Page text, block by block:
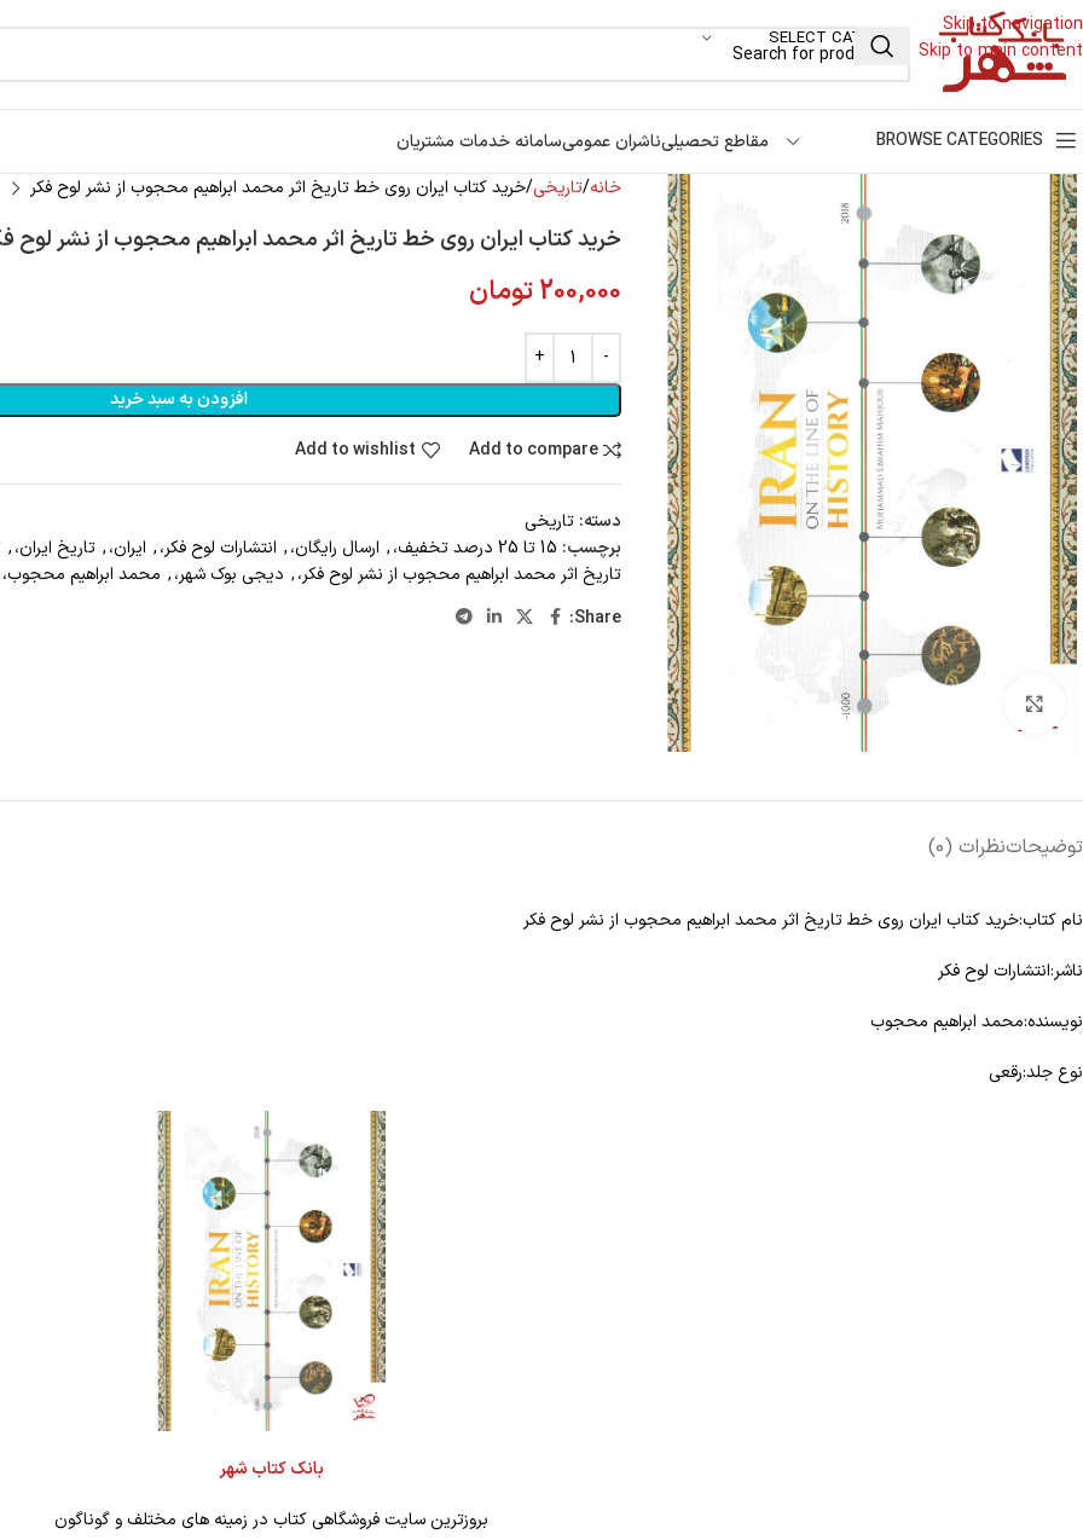
Skip to navigation
Skip to main content
SELECT CATEGORY
BROWSE CATEGORIES مقاطع تحصیلیناشران عمومیسامانه خدمات مشتریان
خانه تاریخی خرید کتاب ایران روی خط تاریخ اثر محمد ابراهیم محجوب از نشر لوح فکر
خرید کتاب ایران روی خط تاریخ اثر محمد ابراهیم محجوب از نشر لوح
200,000تومان
افزودن به سبد خرید
Add to compare
Add to wishlist
دسته: تاریخی
برچسب: 15 تا 25 درصد تخفیف، , ارسال رایگان،, انتشارات لوح فکر،, ایران،, تاریخ ایران،,
تاریخ اثر محمد ابراهیم محجوب از نشر لوح فکر،, دیجی بوک شهر،, محمد ابراهیم محجوب،
Share:
توضیحاتنظرات (0)
نام کتاب:خرید کتاب ایران روی خط تاریخ اثر محمد ابراهیم محجوب از نشر لوح فکر
ناشر:انتشارات لوح فکر
نویسنده:محمد ابراهیم محجوب
نوع جلد:رقعی
بانک کتاب شهر
بروزترین سایت فروشگاهی کتاب در زمینه های مختلف و گوناگون